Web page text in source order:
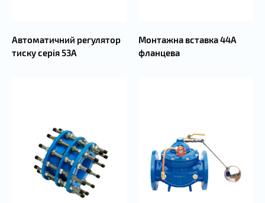
Автоматичний регулятор
тиску серія 53А
Монтажна вставка 44А
фланцева